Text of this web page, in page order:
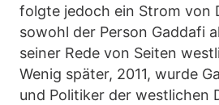
folgte jedoch ein Strom von
sowohl der Person Gaddafi
seiner Rede von Seiten
Wenig später, 2011, wurde
und Politiker der westlichen